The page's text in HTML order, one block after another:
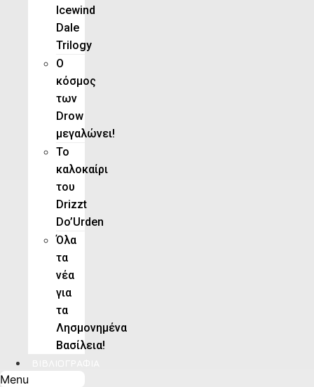
Icewind
Dale
Trilogy
O
κόσμος
των
Drow
μεγαλώνει!
To
καλοκαίρι
του
Drizzt
Do’Urden
Όλα
τα
νέα
για
τα
Λησμονημένα
Βασίλεια!
Menu